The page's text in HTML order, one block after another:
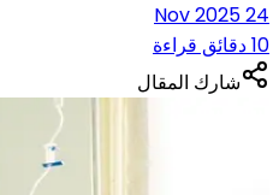
24 Nov 2025
10 دقائق قراءة
شارك المقال